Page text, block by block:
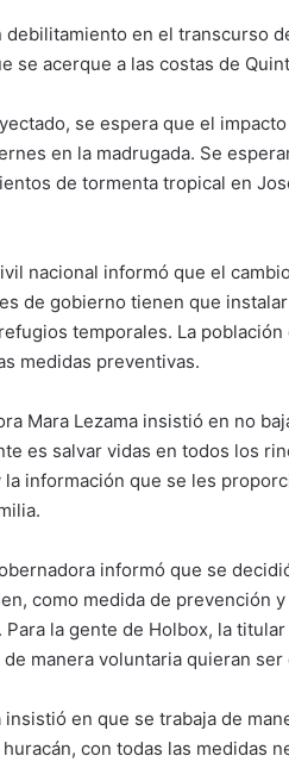
debilitamiento en el transcurso
se acerque a las costas de
se espera que el
en la madrugada. Se
de tormenta tropical en
nacional informó que el
de gobierno tienen que
temporales. La
medidas preventivas.
Mara Lezama insistió en no
es salvar vidas en todos los
información que se les
informó que se
como medida de prevención
Para la gente de Holbox, la
manera voluntaria quieran ser
insistió en que se trabaja de
con todas las medidas